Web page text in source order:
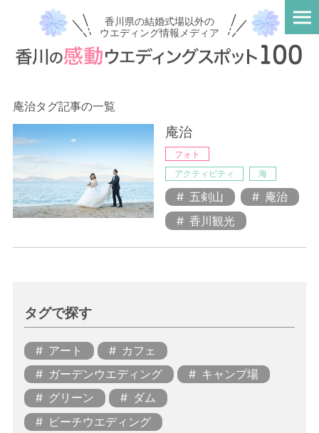
香川県の結婚式場以外の
ウエディング情報メディア
庵治タグ記事の一覧
庵治
フォト
アクティビティ
海
五剣山
庵治
香川観光
タグで探す
アート
カフェ
ガーデンウエディング
キャンプ場
グリーン
ダム
ビーチウエディング